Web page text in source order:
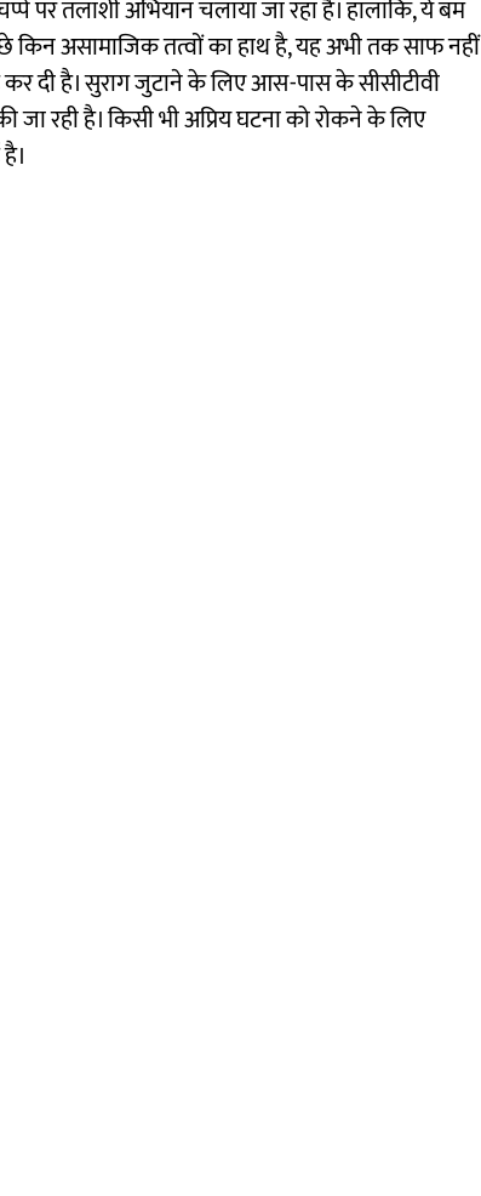
पर तलाशी अभियान चलाया जा रहा है। हालांकि, ये बम
असामाजिक तत्वों का हाथ है, यह अभी तक साफ नहीं
दी है। सुराग जुटाने के लिए आस-पास के सीसीटीवी
रही है। किसी भी अप्रिय घटना को रोकने के लिए